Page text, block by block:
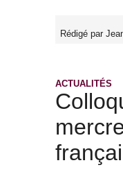
Rédigé par
ACTUALITÉS